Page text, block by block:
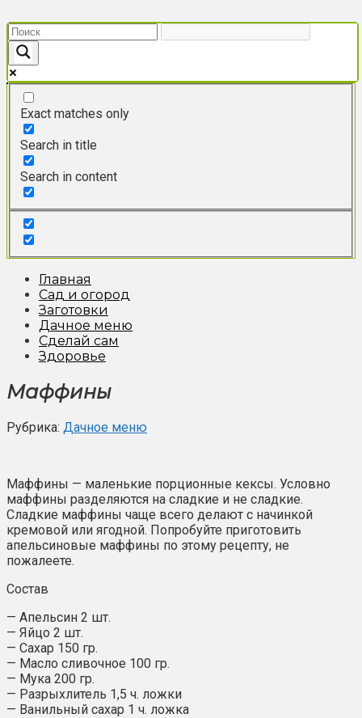
к
контенту
Exact matches only
Search in title
Search in content
Главная
Сад и огород
Заготовки
Дачное меню
Сделай сам
Здоровье
Маффины
Рубрика: Дачное меню
Маффины — маленькие порционные кексы. Условно
маффины разделяются на сладкие и не сладкие.
Сладкие маффины чаще всего делают с начинкой
кремовой или ягодной. Попробуйте приготовить
апельсиновые маффины по этому рецепту, не
пожалеете.
Состав
— Апельсин 2 шт.
— Яйцо 2 шт.
— Сахар 150 гр.
— Масло сливочное 100 гр.
— Мука 200 гр.
— Разрыхлитель 1,5 ч. ложки
— Ванильный сахар 1 ч. ложка